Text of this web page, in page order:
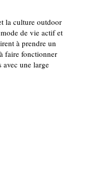
la culture outdoor
de vie actif et
à prendre un
faire fonctionner
avec une large